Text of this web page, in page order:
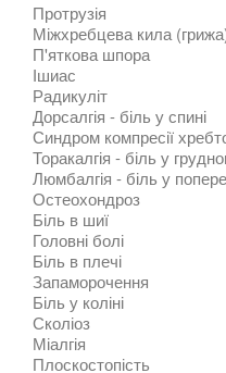
Протрузія
Міжхребцева кила
П'яткова шпора
Ішиас
Радикуліт
Дорсалгія - біль у спині
Синдром компресії
Торакалгія - біль у
Люмбалгія - біль у
Остеохондроз
Біль в шиї
Головні болі
Біль в плечі
Запаморочення
Біль у коліні
Сколіоз
Міалгія
Плоскостопість